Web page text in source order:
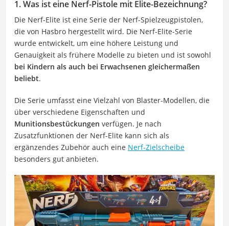
1. Was ist eine Nerf-Pistole mit Elite-Bezeichnung?
Die Nerf-Elite ist eine Serie der Nerf-Spielzeugpistolen,
die von Hasbro hergestellt wird. Die Nerf-Elite-Serie
wurde entwickelt, um eine höhere Leistung und
Genauigkeit als frühere Modelle zu bieten und ist sowohl
bei Kindern als auch bei Erwachsenen gleichermaßen
beliebt.
Die Serie umfasst eine Vielzahl von Blaster-Modellen, die
über verschiedene Eigenschaften und
Munitionsbestückungen verfügen. Je nach
Zusatzfunktionen der Nerf-Elite kann sich als
ergänzendes Zubehör auch eine Nerf-Zielscheibe
besonders gut anbieten.